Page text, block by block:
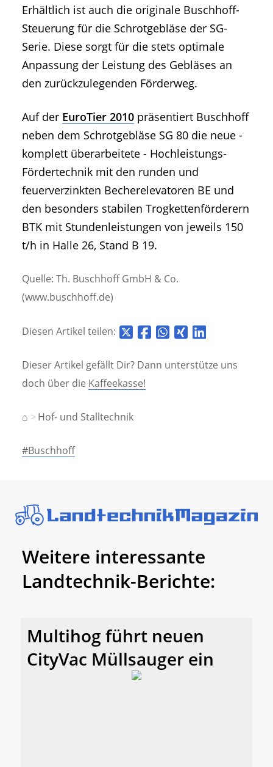
Erhältlich ist auch die originale Buschhoff-
Steuerung für die Schrotgebläse der SG-
Serie. Diese sorgt für die stets optimale
Anpassung der Leistung des Gebläses an
den zurückzulegenden Förderweg.
Auf der EuroTier 2010 präsentiert Buschhoff
neben dem Schrotgebläse SG 80 die neue -
komplett überarbeitete - Hochleistungs-
Fördertechnik mit den runden und
feuerverzinkten Becherelevatoren BE und
den besonders stabilen Trogkettenförderern
BTK mit Stundenleistungen von jeweils 150
t/h in Halle 26, Stand B 19.
Quelle: Th. Buschhoff GmbH & Co.
(www.buschhoff.de)
Diesen Artikel teilen:
Dieser Artikel gefällt Dir? Dann unterstütze uns
doch über die Kaffeekasse!
⌂ Hof- und Stalltechnik
#Buschhoff
Weitere interessante
Landtechnik-Berichte:
Multihog führt neuen
CityVac Müllsauger ein